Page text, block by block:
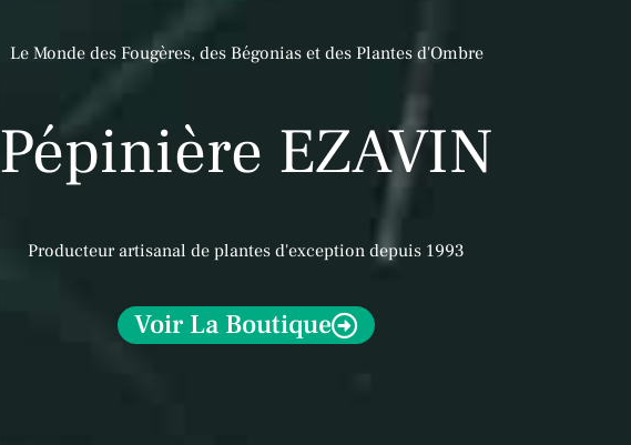
Le Monde des Fougères, des Bégonias et des Plantes d'Ombre
Pépinière EZAVIN​
Producteur artisanal de plantes d'exception depuis 1993
Voir La Boutique